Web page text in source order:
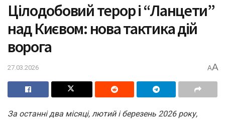
Цілодобовий терор і “Ланцети”
над Києвом: нова тактика дій
ворога
27.03.2026 AA
За останні два місяці, лютий і березень 2026 року,